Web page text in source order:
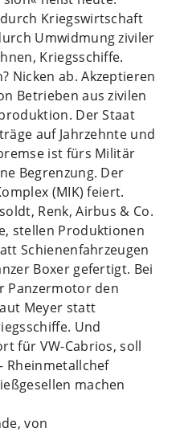
Kriegswirtschaft
Umwidmung ziviler
Kriegsschiffe.
Nicken ab. Akzeptieren
Betrieben aus zivilen
Der Staat
auf Jahrzehnte und
ist fürs Militär
Begrenzung. Der
(MIK) feiert.
Renk, Airbus & Co.
stellen Produktionen
Schienenfahrzeugen
Boxer gefertigt. Bei
Panzermotor den
Meyer statt
Und
für VW-Cabrios, soll
Rheinmetallchef
machen
von